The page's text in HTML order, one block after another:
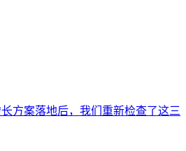
方案落地后，我们重新检查了这三